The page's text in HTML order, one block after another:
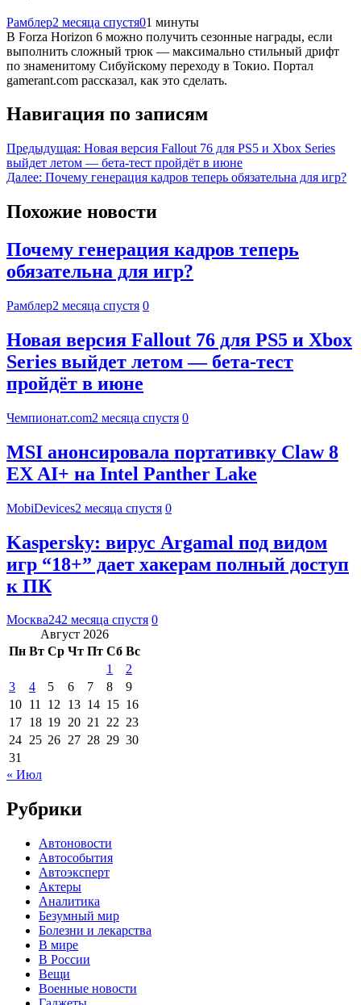
Рамблер2 месяца спустя01 минуты
В Forza Horizon 6 можно получить сезонные награды, если
выполнить сложный трюк — максимально стильный дрифт
по знаменитому Сибуйскому переходу в Токио. Портал
gamerant.com рассказал, как это сделать.
Навигация по записям
Предыдущая: Новая версия Fallout 76 для PS5 и Xbox Series
выйдет летом — бета-тест пройдёт в июне
Далее: Почему генерация кадров теперь обязательна для игр?
Похожие новости
Почему генерация кадров теперь
обязательна для игр?
Рамблер2 месяца спустя 0
Новая версия Fallout 76 для PS5 и Xbox
Series выйдет летом — бета-тест
пройдёт в июне
Чемпионат.com2 месяца спустя 0
MSI анонсировала портативку Claw 8
EX AI+ на Intel Panther Lake
MobiDevices2 месяца спустя 0
Kaspersky: вирус Argamal под видом
игр “18+” дает хакерам полный доступ
к ПК
Москва242 месяца спустя 0
Август 2026
Пн Вт Ср Чт Пт Сб Вс
1
2
3
4 5 6 7 8
9
10 11 12 13 14 15 16
17 18 19 20 21 22 23
24 25 26 27 28 29 30
31
« Июл
Рубрики
Автоновости
Автособытия
Автоэксперт
Актеры
Аналитика
Безумный мир
Болезни и лекарства
В мире
В России
Вещи
Военные новости